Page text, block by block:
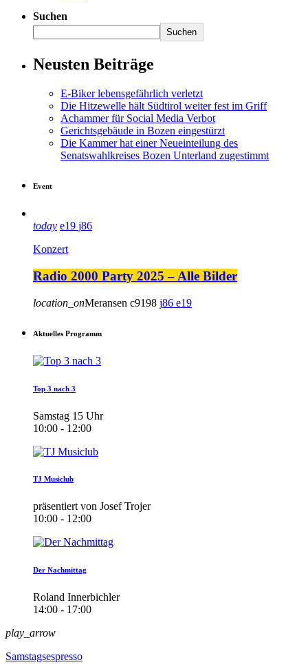
Suchen
Suchen
Neusten Beiträge
E-Biker lebensgefährlich verletzt
Die Hitzewelle hält Südtirol weiter fest im Griff
Achammer für Social Media Verbot
Gerichtsgebäude in Bozen eingestürzt
Die Kammer hat einer Neueinteilung des
Senatswahlkreises Bozen Unterland zugestimmt
Event
today 19 86
Konzert
Radio 2000 Party 2025 – Alle Bilder
location_onMeransen 9198 86 19
Aktuelles Programm
Top 3 nach 3
Samstag 15 Uhr
10:00 - 12:00
TJ Musiclub
präsentiert von Josef Trojer
10:00 - 12:00
Der Nachmittag
Roland Innerbichler
14:00 - 17:00
play_arrow
Samstagsespresso